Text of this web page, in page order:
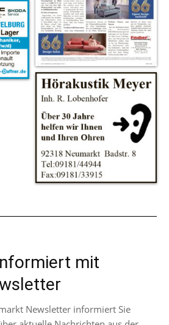
mit
Newsletter informiert Sie